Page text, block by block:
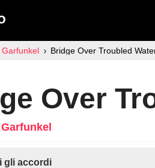
Garfunkel Bridge Over Troubled
Over
gli accordi